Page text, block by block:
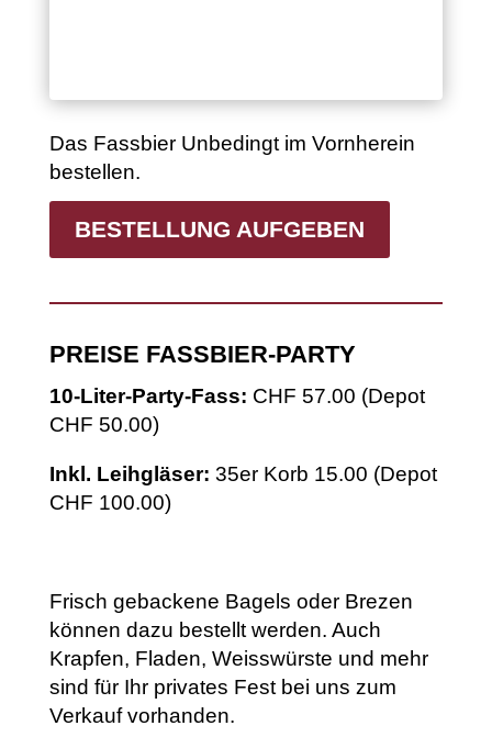
Das Fassbier Unbedingt im Vornherein
bestellen.
BESTELLUNG AUFGEBEN
PREISE FASSBIER-PARTY
10-Liter-Party-Fass: CHF 57.00 (Depot
CHF 50.00)
Inkl. Leihgläser: 35er Korb 15.00 (Depot
CHF 100.00)
Frisch gebackene Bagels oder Brezen
können dazu bestellt werden. Auch
Krapfen, Fladen, Weisswürste und mehr
sind für Ihr privates Fest bei uns zum
Verkauf vorhanden.